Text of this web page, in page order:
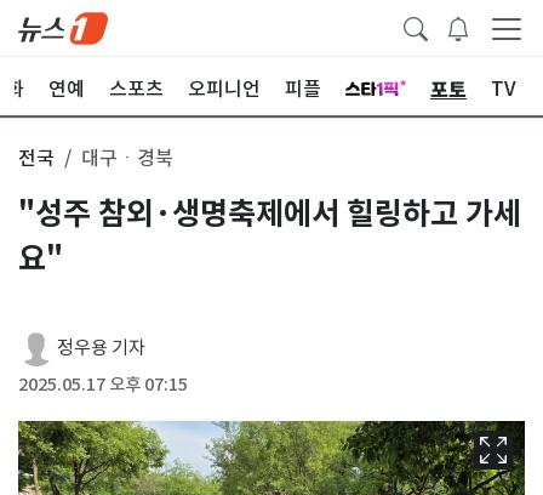
화 연예 스포츠 오피니언 피플 포토 TV
전국 대구ㆍ경북
"성주 참외·생명축제에서 힐링하고 가세
요"
정우용 기자
2025.05.17 오후 07:15